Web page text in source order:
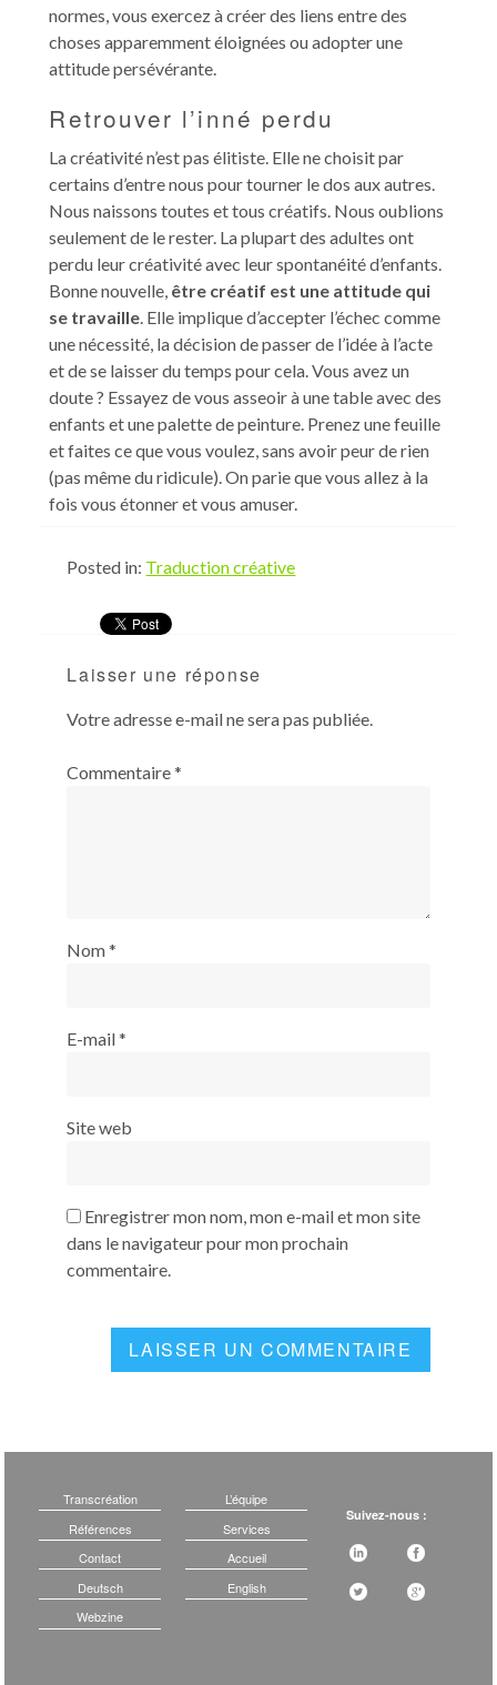
normes, vous exercez à créer des liens entre des
choses apparemment éloignées ou adopter une
attitude persévérante.
Retrouver l’inné perdu
La créativité n’est pas élitiste. Elle ne choisit par
certains d’entre nous pour tourner le dos aux autres.
Nous naissons toutes et tous créatifs. Nous oublions
seulement de le rester. La plupart des adultes ont
perdu leur créativité avec leur spontanéité d’enfants.
Bonne nouvelle, être créatif est une attitude qui
se travaille . Elle implique d’accepter l’échec comme
une nécessité, la décision de passer de l’idée à l’acte
et de se laisser du temps pour cela. Vous avez un
doute ? Essayez de vous asseoir à une table avec des
enfants et une palette de peinture. Prenez une feuille
et faites ce que vous voulez, sans avoir peur de rien
(pas même du ridicule). On parie que vous allez à la
fois vous étonner et vous amuser.
Posted in: Traduction créative
Laisser une réponse
Votre adresse e-mail ne sera pas publiée.
Commentaire*
Nom*
E-mail*
Site web
Enregistrer mon nom, mon e-mail et mon site
dans le navigateur pour mon prochain
commentaire.
Transcréation
L’équipe
Références
Services
Contact
Accueil
Deutsch
English
Webzine
Suivez-nous :